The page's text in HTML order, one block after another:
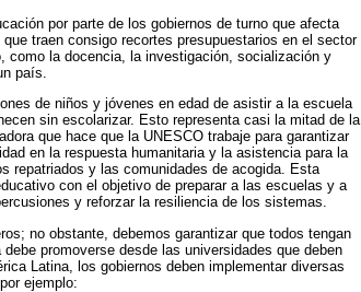
por parte de los gobiernos de turno que afecta
traen consigo recortes presupuestarios en el sector
como la docencia, la investigación, socialización y
país.
de niños y jóvenes en edad de asistir a la escuela
sin escolarizar. Esto representa casi la mitad de la
que hace que la UNESCO trabaje para garantizar
en la respuesta humanitaria y la asistencia para la
repatriados y las comunidades de acogida. Esta
con el objetivo de preparar a las escuelas y a
y reforzar la resiliencia de los sistemas.
no obstante, debemos garantizar que todos tengan
promoverse desde las universidades que deben
Latina, los gobiernos deben implementar diversas
ejemplo: